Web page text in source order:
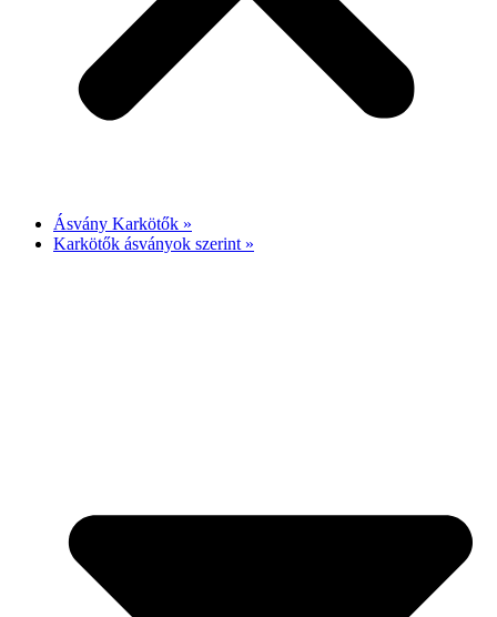
Ásvány Karkötők »
Karkötők ásványok szerint »